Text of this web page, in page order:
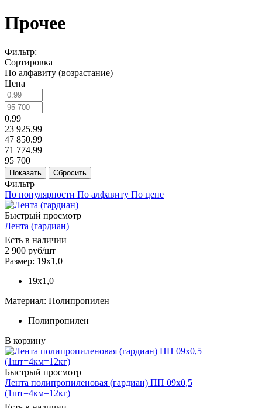
Прочее
Фильтр:
Сортировка
По алфавиту (возрастание)
Цена
0.99
23 925.99
47 850.99
71 774.99
95 700
Показать Сбросить
Фильтр
По популярности По алфавиту По цене
Быстрый просмотр
Лента (гардиан)
Есть в наличии
2 900 руб/шт
Размер: 19х1,0
19х1,0
Материал: Полипропилен
Полипропилен
В корзину
Быстрый просмотр
Лента полипропиленовая (гардиан) ПП 09х0,5
(1шт=4км=12кг)